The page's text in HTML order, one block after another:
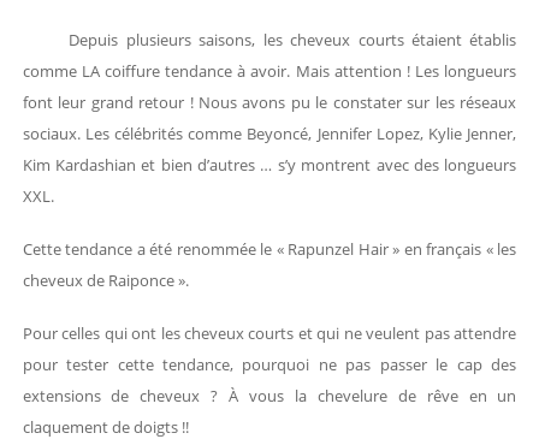
Depuis plusieurs saisons, les cheveux courts étaient établis
comme LA coiffure tendance à avoir. Mais attention ! Les longueurs
font leur grand retour ! Nous avons pu le constater sur les réseaux
sociaux. Les célébrités comme Beyoncé, Jennifer Lopez, Kylie Jenner,
Kim Kardashian et bien d’autres … s’y montrent avec des longueurs
XXL.
Cette tendance a été renommée le « Rapunzel Hair » en français « les
cheveux de Raiponce ».
Pour celles qui ont les cheveux courts et qui ne veulent pas attendre
pour tester cette tendance, pourquoi ne pas passer le cap des
extensions de cheveux ? À vous la chevelure de rêve en un
claquement de doigts !!